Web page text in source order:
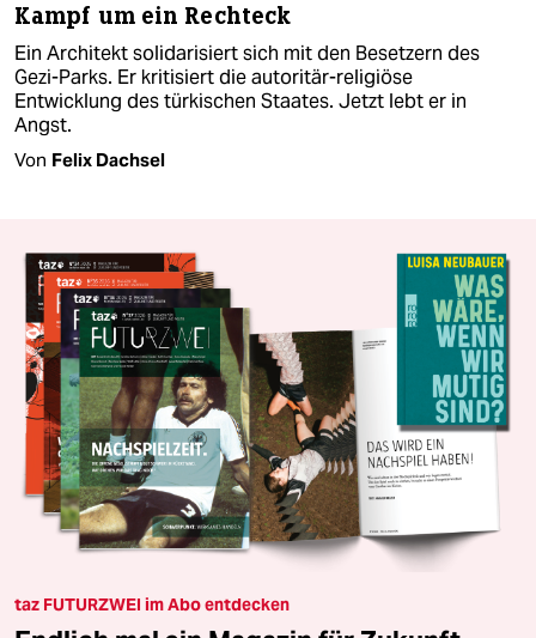
Kampf um ein Rechteck
Ein Architekt solidarisiert sich mit den Besetzern des
Gezi-Parks. Er kritisiert die autoritär-religiöse
Entwicklung des türkischen Staates. Jetzt lebt er in
Angst.
Von Felix Dachsel
taz FUTURZWEI im Abo entdecken